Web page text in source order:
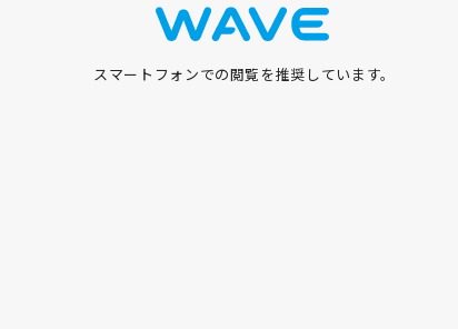
スマートフォンでの閲覧を推奨しています。